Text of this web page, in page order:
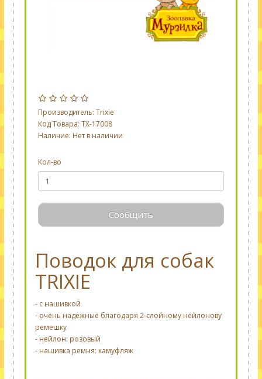
Производитель: Trixie
Код Товара: TX-17008
Наличие: Нет в наличии
Кол-во
Сообщить
Поводок для собак
TRIXIE
- с нашивкой
- очень надежные благодаря 2-слойному нейлонову
ремешку
- нейлон: розовый
- нашивка ремня: камуфляж